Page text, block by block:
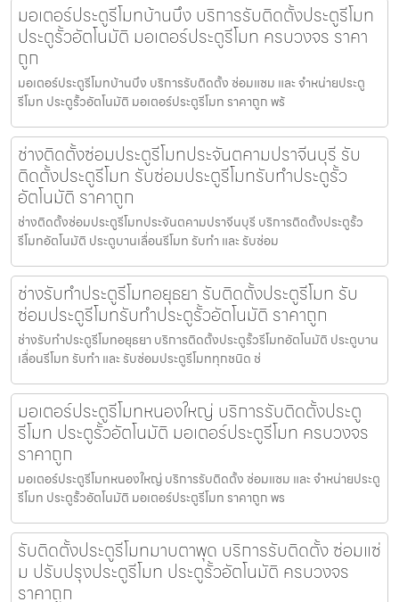
มอเตอร์ประตูรีโมทบ้านบึง บริการรับติดตั้งประตูรีโมท
ประตูรั้วอัตโนมัติ มอเตอร์ประตูรีโมท ครบวงจร ราคา
ถูก
มอเตอร์ประตูรีโมทบ้านบึง บริการรับติดตั้ง ซ่อมแซม และ จำหน่ายประตู
รีโมท ประตูรั้วอัตโนมัติ มอเตอร์ประตูรีโมท ราคาถูก พร้
ช่างติดตั้งซ่อมประตูรีโมทประจันตคามปราจีนบุรี รับ
ติดตั้งประตูรีโมท รับซ่อมประตูรีโมทรับทำประตูรั้ว
อัตโนมัติ ราคาถูก
ช่างติดตั้งซ่อมประตูรีโมทประจันตคามปราจีนบุรี บริการติดตั้งประตูรั้ว
รีโมทอัตโนมัติ ประตูบานเลื่อนรีโมท รับทำ และ รับซ่อม
ช่างรับทำประตูรีโมทอยุธยา รับติดตั้งประตูรีโมท รับ
ซ่อมประตูรีโมทรับทำประตูรั้วอัตโนมัติ ราคาถูก
ช่างรับทำประตูรีโมทอยุธยา บริการติดตั้งประตูรั้วรีโมทอัตโนมัติ ประตูบาน
เลื่อนรีโมท รับทำ และ รับซ่อมประตูรีโมททุกชนิด ช่
มอเตอร์ประตูรีโมทหนองใหญ่ บริการรับติดตั้งประตู
รีโมท ประตูรั้วอัตโนมัติ มอเตอร์ประตูรีโมท ครบวงจร
ราคาถูก
มอเตอร์ประตูรีโมทหนองใหญ่ บริการรับติดตั้ง ซ่อมแซม และ จำหน่ายประตู
รีโมท ประตูรั้วอัตโนมัติ มอเตอร์ประตูรีโมท ราคาถูก พร
รับติดตั้งประตูรีโมทมาบตาพุด บริการรับติดตั้ง ซ่อมแซ่
ม ปรับปรุงประตูรีโมท ประตูรั้วอัตโนมัติ ครบวงจร
ราคาถูก